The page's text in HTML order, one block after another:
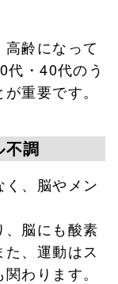
齢になって
代・40代のう
重要です。
不調
、脳やメン
脳にも酸素
、運動はス
わります。